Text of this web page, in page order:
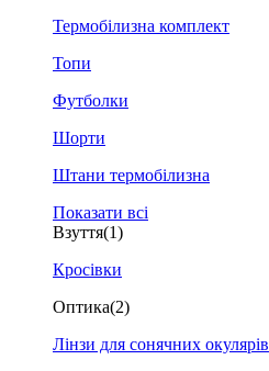
Термобілизна комплект
Топи
Футболки
Шорти
Штани термобілизна
Показати всі
Взуття(1)
Кросівки
Оптика(2)
Лінзи для сонячних окулярів